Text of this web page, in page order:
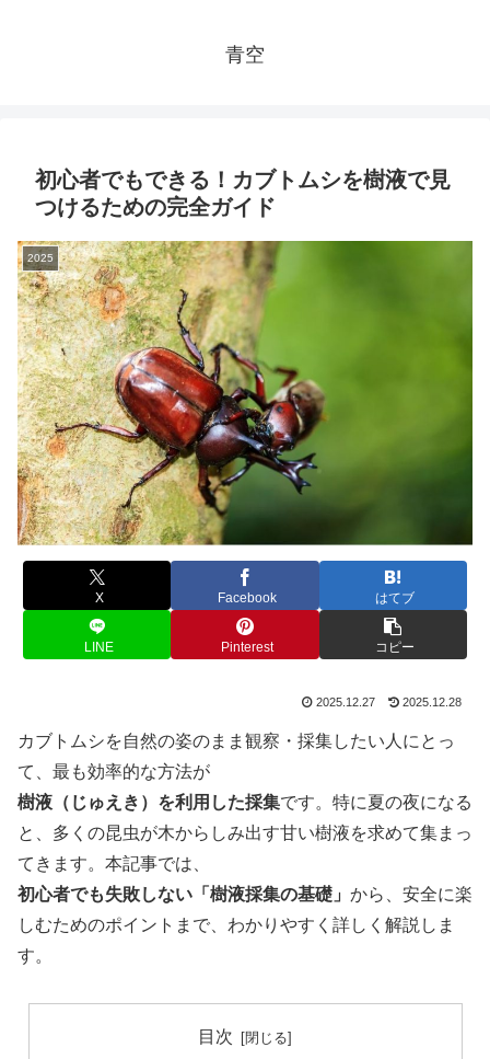
青空
初心者でもできる！カブトムシを樹液で見
つけるための完全ガイド
2025
X Facebook はてブ
LINE Pinterest コピー
2025.12.27 2025.12.28
カブトムシを自然の姿のまま観察・採集したい人にとっ
て、最も効率的な方法が
樹液（じゅえき）を利用した採集です。特に夏の夜になる
と、多くの昆虫が木からしみ出す甘い樹液を求めて集まっ
てきます。本記事では、
初心者でも失敗しない「樹液採集の基礎」 から、安全に楽
しむためのポイントまで、わかりやすく詳しく解説しま
す。
目次